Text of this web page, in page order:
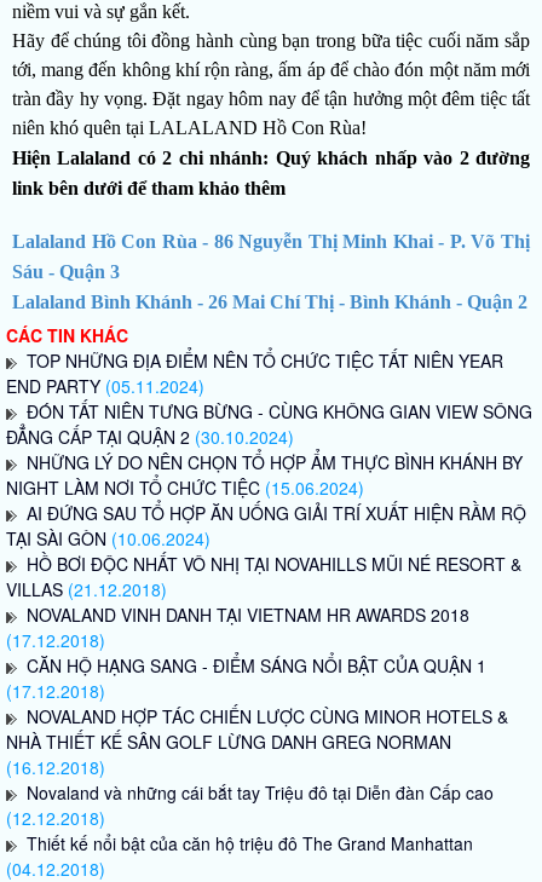
niềm vui và sự gắn kết.
Hãy để chúng tôi đồng hành cùng bạn trong bữa tiệc cuối năm sắp
tới, mang đến không khí rộn ràng, ấm áp để chào đón một năm mới
tràn đầy hy vọng. Đặt ngay hôm nay để tận hưởng một đêm tiệc tất
niên khó quên tại LALALAND Hồ Con Rùa!
Hiện Lalaland có 2 chi nhánh: Quý khách nhấp vào 2 đường
link bên dưới để tham khảo thêm
Lalaland Hồ Con Rùa - 86 Nguyễn Thị Minh Khai - P. Võ Thị
Sáu - Quận 3
Lalaland Bình Khánh - 26 Mai Chí Thị - Bình Khánh - Quận 2
CÁC TIN KHÁC
TOP NHỮNG ĐỊA ĐIỂM NÊN TỔ CHỨC TIỆC TẤT NIÊN YEAR
END PARTY (05.11.2024)
ĐÓN TẤT NIÊN TƯNG BỪNG - CÙNG KHÔNG GIAN VIEW SÔNG
ĐẲNG CẤP TẠI QUẬN 2 (30.10.2024)
NHỮNG LÝ DO NÊN CHỌN TỔ HỢP ẨM THỰC BÌNH KHÁNH BY
NIGHT LÀM NƠI TỔ CHỨC TIỆC (15.06.2024)
AI ĐỨNG SAU TỔ HỢP ĂN UỐNG GIẢI TRÍ XUẤT HIỆN RẦM RỘ
TẠI SÀI GÒN (10.06.2024)
HỒ BƠI ĐỘC NHẤT VÔ NHỊ TẠI NOVAHILLS MŨI NÉ RESORT &
VILLAS (21.12.2018)
NOVALAND VINH DANH TẠI VIETNAM HR AWARDS 2018
(17.12.2018)
CĂN HỘ HẠNG SANG - ĐIỂM SÁNG NỔI BẬT CỦA QUẬN 1
(17.12.2018)
NOVALAND HỢP TÁC CHIẾN LƯỢC CÙNG MINOR HOTELS &
NHÀ THIẾT KẾ SÂN GOLF LỪNG DANH GREG NORMAN
(16.12.2018)
Novaland và những cái bắt tay Triệu đô tại Diễn đàn Cấp cao
(12.12.2018)
Thiết kế nổi bật của căn hộ triệu đô The Grand Manhattan
(04.12.2018)